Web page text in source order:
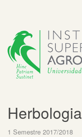
Herbologia
1 Semestre 2017/2018